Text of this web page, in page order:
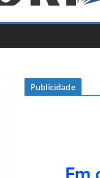
Publicidade